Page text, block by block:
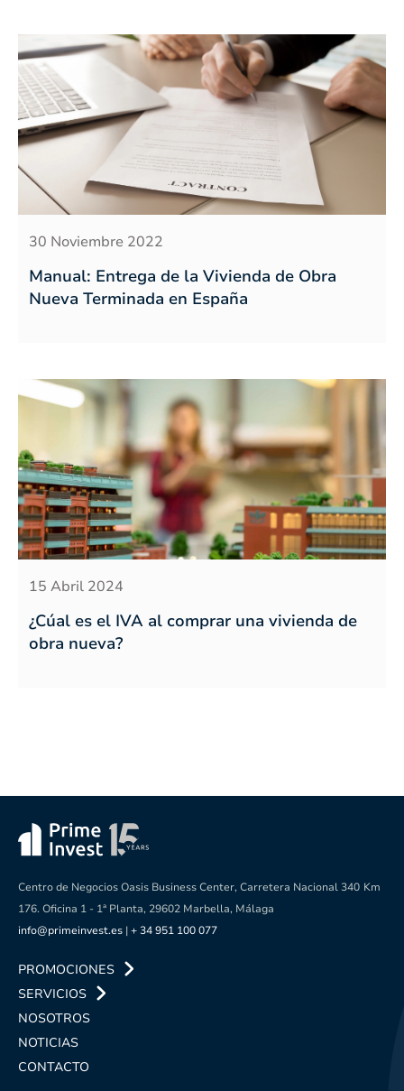
30 Noviembre 2022
Manual: Entrega de la Vivienda de Obra
Nueva Terminada en España
15 Abril 2024
¿Cúal es el IVA al comprar una vivienda de
obra nueva?
Centro de Negocios Oasis Business Center, Carretera Nacional 340 Km
176. Oficina 1 - 1ª Planta, 29602 Marbella, Málaga
info@primeinvest.es |+ 34 951 100 077
PROMOCIONES
SERVICIOS
NOSOTROS
NOTICIAS
CONTACTO